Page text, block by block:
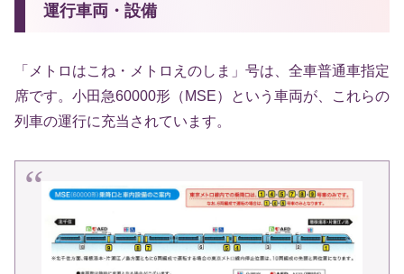
運行車両・設備
「メトロはこね・メトロえのしま」号は、全車普通車指定
席です。小田急60000形（MSE）という車両が、これらの
列車の運行に充当されています。